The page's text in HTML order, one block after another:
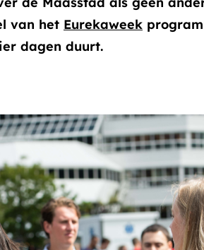
van het Eurekaweek
dagen duurt.